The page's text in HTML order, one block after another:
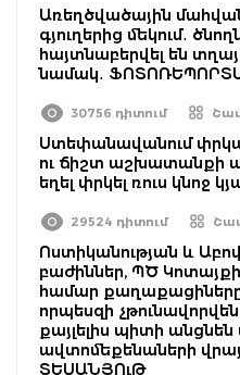
Առեղծվածային
գյուղերից մեկում․
հայտնաբերվել են
նամակ․
30756 դիտում
Ստեփանավանում
ու ճիշտ աշխատանքի
եղել փրկել ռուս կնոջ
29524 դիտում
Ոստիկանության և
բաժիններ, ՊԾ
համար
որպեսզի
քայլելիս պիտի
ավտոմեքենաների
ՏԵՍԱՆՅՈւԹ